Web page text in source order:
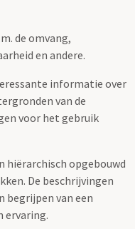
de omvang,
en andere.
informatie over
van de
voor het gebruik
hiërarchisch opgebouwd
De beschrijvingen
begrijpen van een
ervaring.